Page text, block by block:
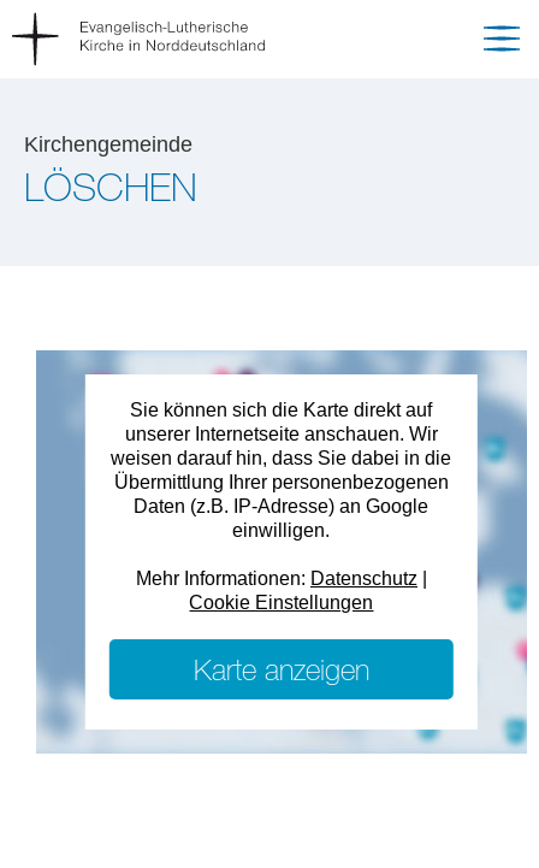
Kirchengemeinde
LÖSCHEN
Sie können sich die Karte direkt auf
unserer Internetseite anschauen. Wir
weisen darauf hin, dass Sie dabei in die
Übermittlung Ihrer personenbezogenen
Daten (z.B. IP-Adresse) an Google
einwilligen.
Mehr Informationen: Datenschutz
Cookie Einstellungen
Karte anzeigen